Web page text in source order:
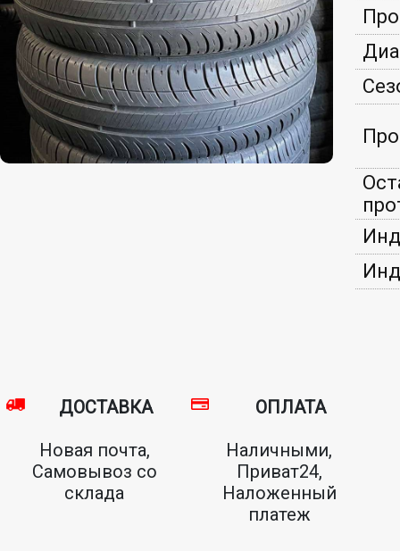
ДОСТАВКА
Новая почта,
Самовывоз со
склада
ОПЛАТА
Наличными,
Приват24,
Наложенный
платеж